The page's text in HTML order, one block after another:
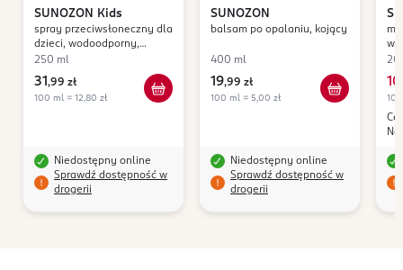
SUNOZON Kids
spray przeciwsłoneczny dla
dzieci, wodoodporny,
UVA+UVB, SPF 50;
250 ml
31 ,99 zł
100 ml = 12,80 zł
Niedostępny online
Sprawdź dostępność w
drogerii
SUNOZON
balsam po opalaniu, kojący
400 ml
19,99 zł
100 ml = 5,00 zł
Niedostępny online
Sprawdź dostępność w
drogerii
10